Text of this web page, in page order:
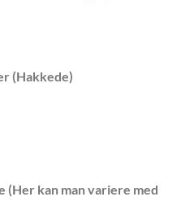
(Hakkede)
(Her kan man variere med